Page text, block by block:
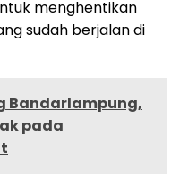
menghentikan
sudah berjalan di
Bandarlampung,
pada